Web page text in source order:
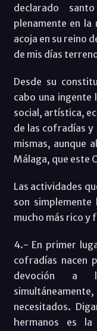
declarado
plenamente en
acoja en su reino
de mis días
Desde su
cabo una
social, artística,
de las cofradías y
mismas, aunque
Málaga, que este
Las actividades
son
mucho más rico y
4.- En primer
cofradías nacen
devoción a
necesitados.
hermanos es